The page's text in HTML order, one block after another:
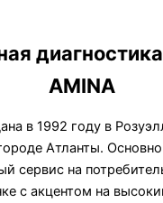
AMINA
в 1992 году в
Атланты.
сервис на
с акцентом на